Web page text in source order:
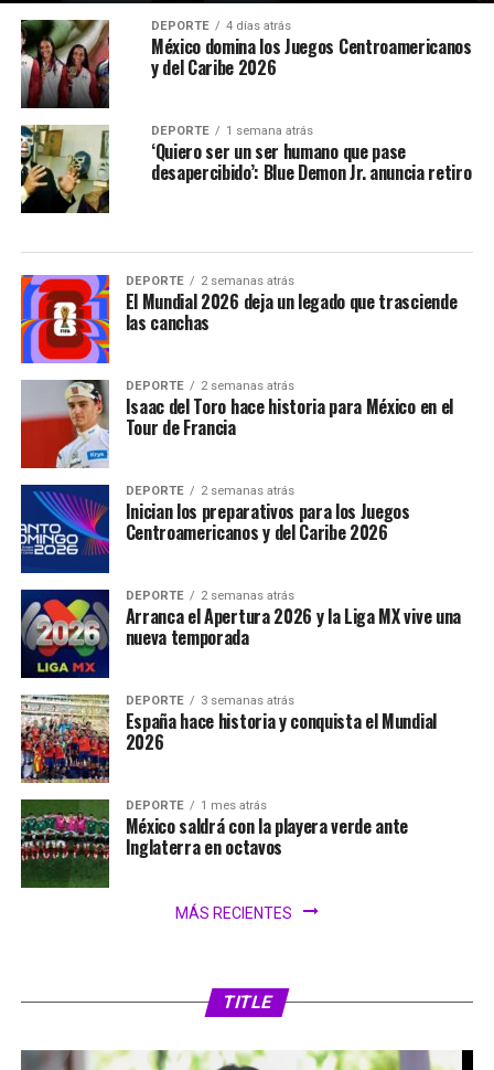
DEPORTE 4 días atrás
México domina los Juegos Centroamericanos
y del Caribe 2026
DEPORTE 1 semana atrás
‘Quiero ser un ser humano que pase
desapercibido’: Blue Demon Jr. anuncia retiro
DEPORTE 2 semanas atrás
El Mundial 2026 deja un legado que trasciende
las canchas
DEPORTE 2 semanas atrás
Isaac del Toro hace historia para México en el
Tour de Francia
DEPORTE 2 semanas atrás
Inician los preparativos para los Juegos
Centroamericanos y del Caribe 2026
DEPORTE 2 semanas atrás
Arranca el Apertura 2026 y la Liga MX vive una
nueva temporada
DEPORTE 3 semanas atrás
España hace historia y conquista el Mundial
2026
DEPORTE 1 mes atrás
México saldrá con la playera verde ante
Inglaterra en octavos
MÁS RECIENTES
TITLE
FIFA analiza ampliar el Mundial 2030 a 64
selecciones